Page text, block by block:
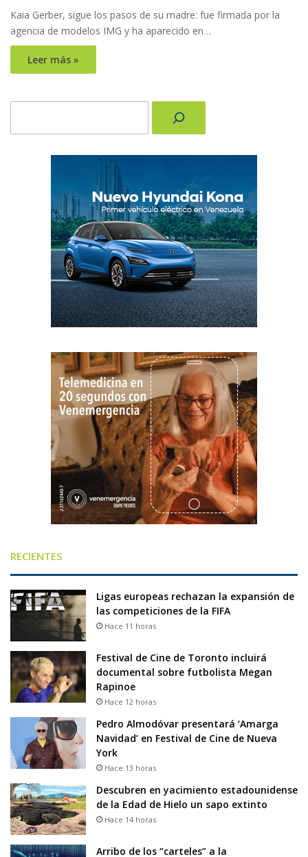
Kaia Gerber, sigue los pasos de su madre: fue firmada por la
agencia de modelos IMG y ha aparecido en…
Leer más »
RECIENTES
Ligas europeas rechazan la expansión de
las competiciones de la FIFA
Hace 11 horas
Festival de Cine de Toronto incluirá
documental sobre futbolista Megan
Rapinoe
Hace 12 horas
Pedro Almodóvar presentará ‘Amarga
Navidad’ en Festival de Cine de Nueva
York
Hace 13 horas
Descubren en yacimiento estadounidense
de la Edad de Hielo un sapo extinto
Hace 14 horas
Arribo de los “carteles” a la